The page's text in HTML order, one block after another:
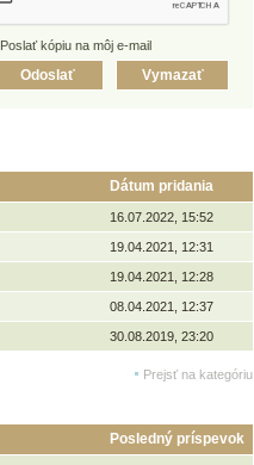
Poslať kópiu na môj e-mail
Dátum pridania
16.07.2022, 15:52
19.04.2021, 12:31
19.04.2021, 12:28
08.04.2021, 12:37
30.08.2019, 23:20
Prejsť na kategóriu
Posledný príspevok